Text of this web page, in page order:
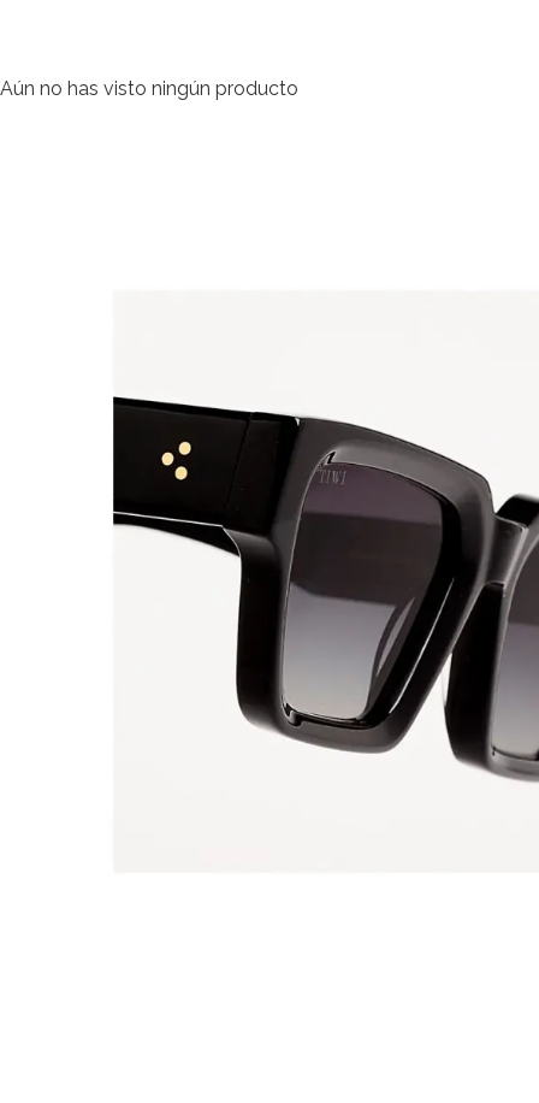
Aún no has visto ningún producto